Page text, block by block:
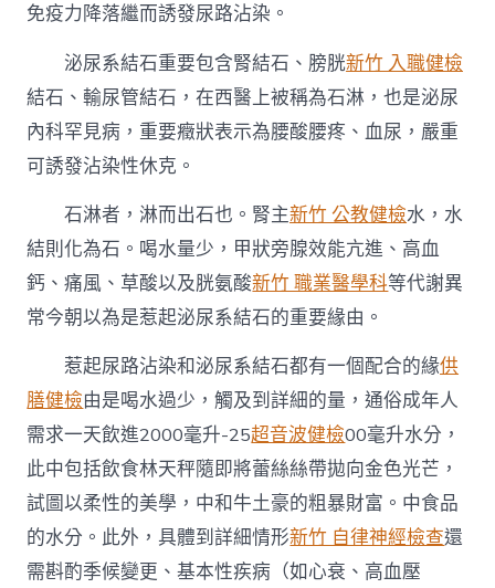
免疫力降落繼而誘發尿路沾染。
泌尿系結石重要包含腎結石、膀胱新竹 入職健檢
結石、輸尿管結石，在西醫上被稱為石淋，也是泌尿
內科罕見病，重要癥狀表示為腰酸腰疼、血尿，嚴重
可誘發沾染性休克。
石淋者，淋而出石也。腎主新竹 公教健檢水，水
結則化為石。喝水量少，甲狀旁腺效能亢進、高血
鈣、痛風、草酸以及胱氨酸新竹 職業醫學科等代謝異
常今朝以為是惹起泌尿系結石的重要緣由。
惹起尿路沾染和泌尿系結石都有一個配合的緣供
膳健檢由是喝水過少，觸及到詳細的量，通俗成年人
需求一天飲進2000毫升-25超音波健檢00毫升水分，
此中包括飲食林天秤隨即將蕾絲絲帶拋向金色光芒，
試圖以柔性的美學，中和牛土豪的粗暴財富。中食品
的水分。此外，具體到詳細情形新竹 自律神經檢查還
需斟酌季候變更、基本性疾病（如心衰、高血壓